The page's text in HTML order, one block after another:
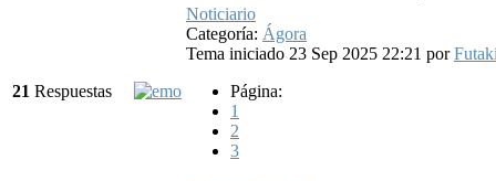
21 Respuestas
Noticiario
Categoría: Ágora
Tema iniciado 23 Sep 2025 22:21 por
Página:
1
2
3